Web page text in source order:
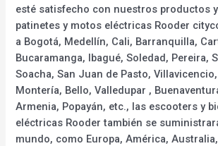
esté satisfecho con nuestros productos
patinetes y motos eléctricas Rooder
a Bogotá, Medellín, Cali, Barranquilla,
Bucaramanga, Ibagué, Soledad, Pereira,
Soacha, San Juan de Pasto,
Montería, Bello, Valledupar ,
Armenia, Popayán, etc., las escooters y
eléctricas Rooder también se
mundo, como Europa, América,